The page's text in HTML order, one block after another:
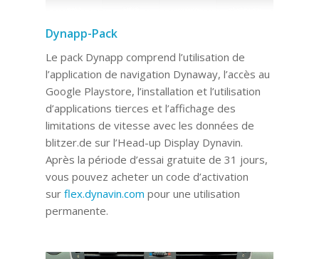
Dynapp-Pack
Le pack Dynapp comprend l’utilisation de
l’application de navigation Dynaway, l’accès au
Google Playstore, l’installation et l’utilisation
d’applications tierces et l’affichage des
limitations de vitesse avec les données de
blitzer.de sur l’Head-up Display Dynavin.
Après la période d’essai gratuite de 31 jours,
vous pouvez acheter un code d’activation
sur flex.dynavin.com pour une utilisation
permanente.